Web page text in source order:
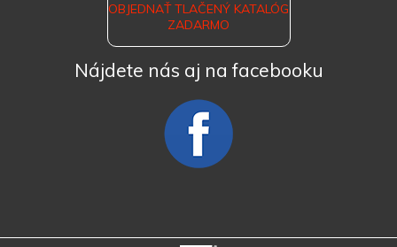
OBJEDNAŤ TLAČENÝ KATALÓG
ZADARMO
Nájdete nás aj na facebooku